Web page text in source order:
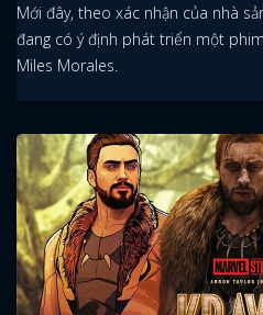
Mới đây, theo xác nhận của nhà
đang có ý định phát triển một
Miles Morales.